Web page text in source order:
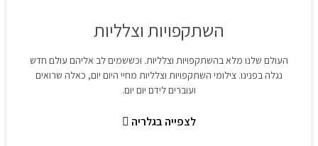
השתקפויות וצלליות
העולם שלנו מלא בהשתקפויות וצלליות. וכששמים לב אליהם עולם חדש
נגלה בפנינו. צילומי השתקפויות וצלליות מחיי היום יום, כאלה שרואים
ועוברים לידם יום יום.
לצפייה בגלריה